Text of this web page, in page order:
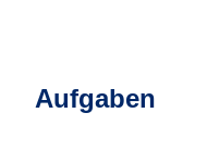
Aufgaben